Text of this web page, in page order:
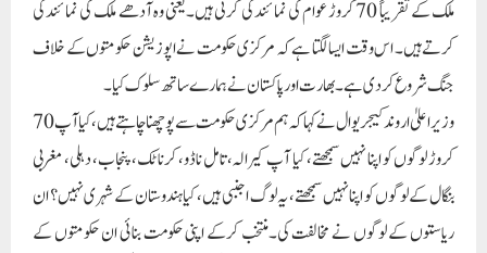
ملک کے تقریباً 70 کروڑ عوام کی نمائندگی کرتی ہیں۔ یعنی وہ آدھے ملک کی نمائندگی
کرتے ہیں۔ اس وقت ایسا لگتا ہے کہ مرکزی حکومت نے اپوزیشن حکومتوں کے خلاف
جنگ شروع کر دی ہے۔ بھارت اور پاکستان نے ہمارے ساتھ سلوک کیا۔
وزیر اعلیٰ اروند کیجریوال نے کہا کہ ہم مرکزی حکومت سے پوچھنا چاہتے ہیں، کیا آپ 70
کروڑ لوگوں کو اپنا نہیں سمجھتے، کیا آپ کیرالہ، تامل ناڈو، کرناٹک، پنجاب، دہلی، مغربی
بنگال کے لوگوں کو اپنا نہیں سمجھتے، یہ لوگ اجنبی ہیں، کیا ہندوستان کے شہری نہیں؟ ان
ریاستوں کے لوگوں نے مخالفت کی۔منتخب کرکے اپنی حکومت بنائی ان حکومتوں کے